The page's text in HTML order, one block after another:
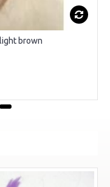
light brown